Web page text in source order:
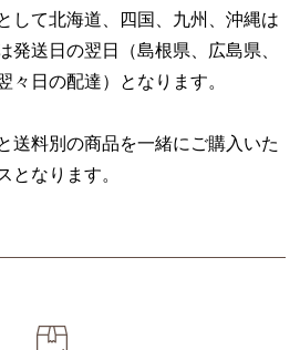
して北海道、四国、九州、沖縄は
発送日の翌日（島根県、広島県、
々日の配達）となります。
送料別の商品を一緒にご購入いた
となります。